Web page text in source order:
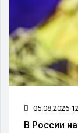
05.08.2026
В России